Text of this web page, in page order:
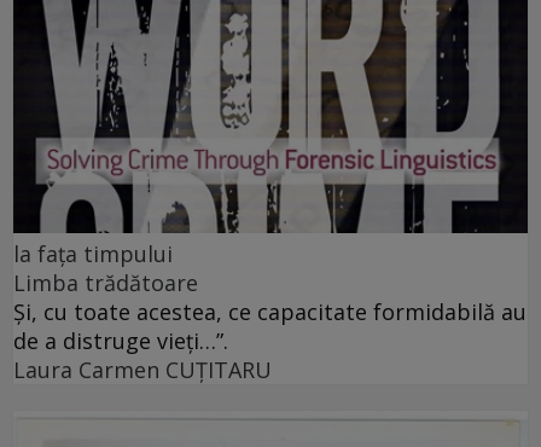
la fața timpului
Limba trădătoare
Și, cu toate acestea, ce capacitate formidabilă au
de a distruge vieți…”.
Laura Carmen CUȚITARU